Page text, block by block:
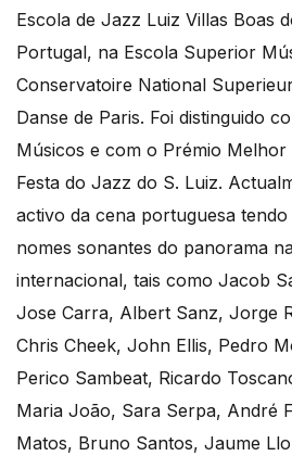
Escola de Jazz Luiz Villas Boas
Portugal, na Escola Superior
Conservatoire National
Danse de Paris. Foi distinguido
Músicos e com o Prémio
Festa do Jazz do S. Luiz.
activo da cena portuguesa
nomes sonantes do panorama
internacional, tais como Jacob
Jose Carra, Albert Sanz, Jorge
Chris Cheek, John Ellis, Pedro
Perico Sambeat, Ricardo
Maria João, Sara Serpa, André
Matos, Bruno Santos, Jaume